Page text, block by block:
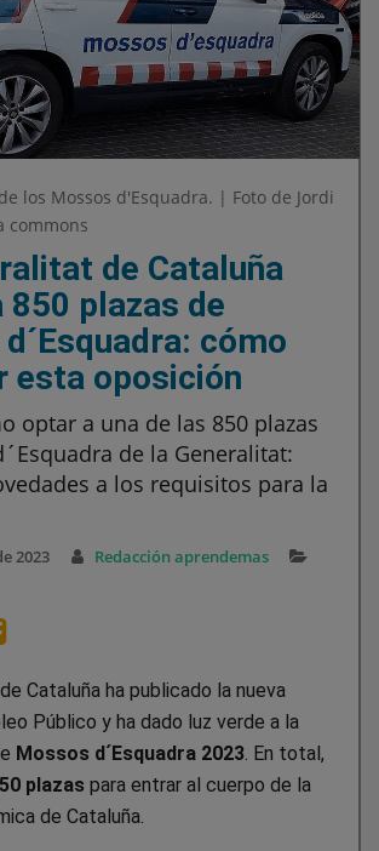
los Mossos d'Esquadra. | Foto de Jordi
commons
de Cataluña
850 plazas de
cómo
esta oposición
optar a una de las 850 plazas
de la Generalitat:
a los requisitos para la
2023
Redacción aprendemas
Cataluña ha publicado la nueva
Público y ha dado luz verde a la
Mossos d´Esquadra 2023. En total,
plazas para entrar al cuerpo de la
de Cataluña.